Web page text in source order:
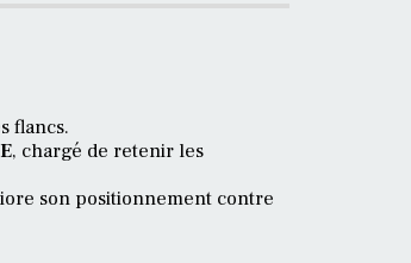
flancs.
, chargé de retenir les
son positionnement contre